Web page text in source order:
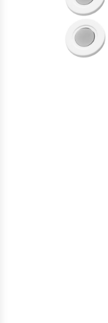
Maternité
Outillages &